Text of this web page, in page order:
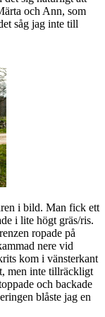
och Ann, som
såg jag inte till
i bild. Man fick ett
i lite högt gräs/ris.
ropade på
nere vid
kom i vänsterkant
men inte tillräckligt
och backade
blåste jag en